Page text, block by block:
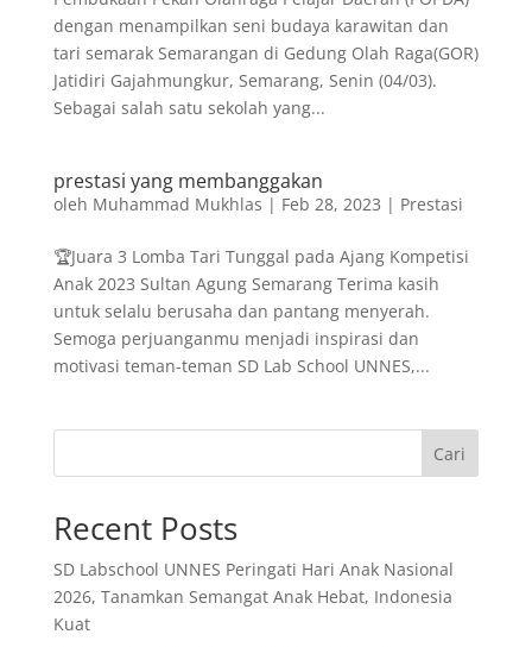
dengan menampilkan seni budaya karawitan dan
tari semarak Semarangan di Gedung Olah Raga(GOR)
Jatidiri Gajahmungkur, Semarang, Senin (04/03).
Sebagai salah satu sekolah yang...
prestasi yang membanggakan
oleh Muhammad Mukhlas | Feb 28, 2023 | Prestasi
🏆Juara 3 Lomba Tari Tunggal pada Ajang Kompetisi
Anak 2023 Sultan Agung Semarang Terima kasih
untuk selalu berusaha dan pantang menyerah.
Semoga perjuanganmu menjadi inspirasi dan
motivasi teman-teman SD Lab School UNNES,...
Cari
Recent Posts
SD Labschool UNNES Peringati Hari Anak Nasional
2026, Tanamkan Semangat Anak Hebat, Indonesia
Kuat